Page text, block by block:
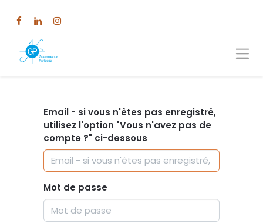
Email - si vous n'êtes pas enregistré,
utilisez l'option "Vous n'avez pas de
compte ?" ci-dessous
Mot de passe